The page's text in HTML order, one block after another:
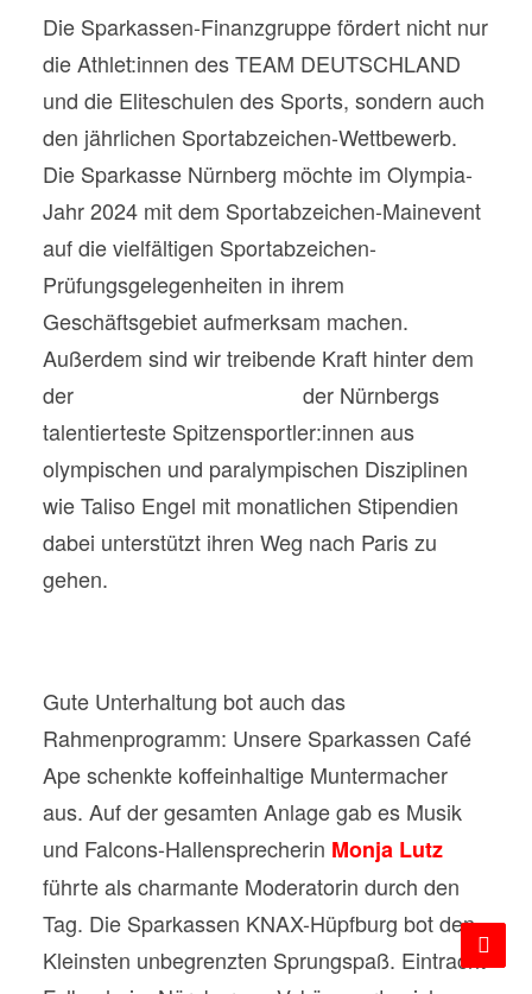
Die Sparkassen-Finanzgruppe fördert nicht nur
die Athlet:innen des TEAM DEUTSCHLAND
und die Eliteschulen des Sports, sondern auch
den jährlichen Sportabzeichen-Wettbewerb.
Die Sparkasse Nürnberg möchte im Olympia-
Jahr 2024 mit dem Sportabzeichen-Mainevent
auf die vielfältigen Sportabzeichen-
Prüfungsgelegenheiten in ihrem
Geschäftsgebiet aufmerksam machen.
Außerdem sind wir treibende Kraft hinter dem
der
der Nürnbergs
talentierteste Spitzensportler:innen aus
olympischen und paralympischen Disziplinen
wie Taliso Engel mit monatlichen Stipendien
dabei unterstützt ihren Weg nach Paris zu
gehen.
Gute Unterhaltung bot auch das
Rahmenprogramm: Unsere Sparkassen Café
Ape schenkte koffeinhaltige Muntermacher
aus. Auf der gesamten Anlage gab es Musik
und Falcons-Hallensprecherin Monja Lutz
führte als charmante Moderatorin durch den
Tag. Die Sparkassen KNAX-Hüpfburg bot den
Kleinsten unbegrenzten Sprungspaß. Eintracht